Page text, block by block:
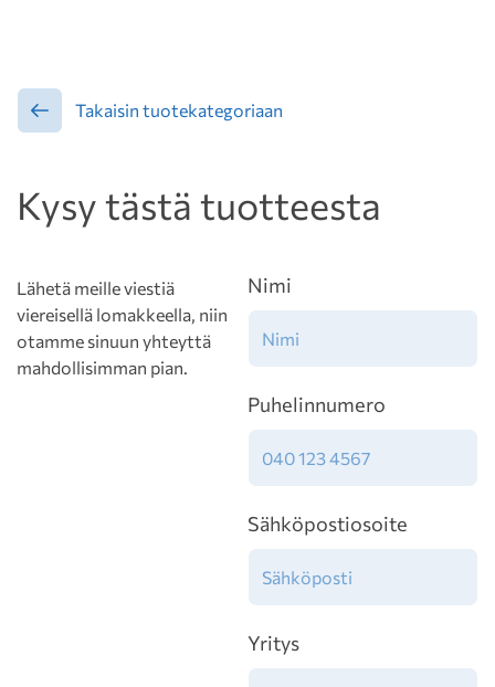
Takaisin tuotekategoriaan
Kysy tästä tuotteesta
Lähetä meille viestiä
viereisellä lomakkeella, niin
otamme sinuun yhteyttä
mahdollisimman pian.
Nimi
Puhelinnumero
Sähköpostiosoite
Yritys